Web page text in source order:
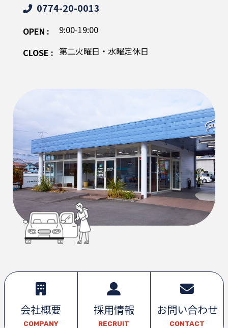
0774-20-0013
OPEN :
9:00-19:00
CLOSE : 第二火曜日・水曜定休日
会社概要
COMPANY
採用情報
RECRUIT
お問い合わせ
CONTACT